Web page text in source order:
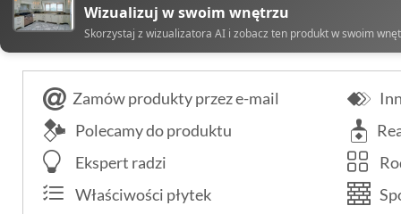
Wizualizuj w swoim wnętrzu
Skorzystaj z wizualizatora AI i zobacz ten produkt w swoim
Zamów produkty przez e-mail
Polecamy do produktu
Ekspert radzi
Właściwości płytek